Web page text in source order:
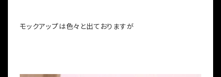
モックアップは色々と出ておりますが